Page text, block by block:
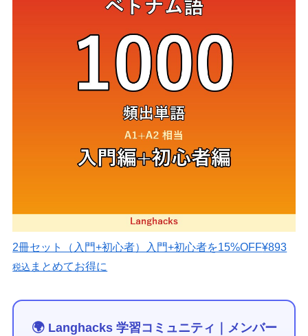
2冊セット（入門+初心者） 入門+初心者を15%OFF¥893
税込 まとめてお得に
🌍 Langhacks 学習コミュニティ｜メンバー